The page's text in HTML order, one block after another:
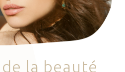
de la beauté